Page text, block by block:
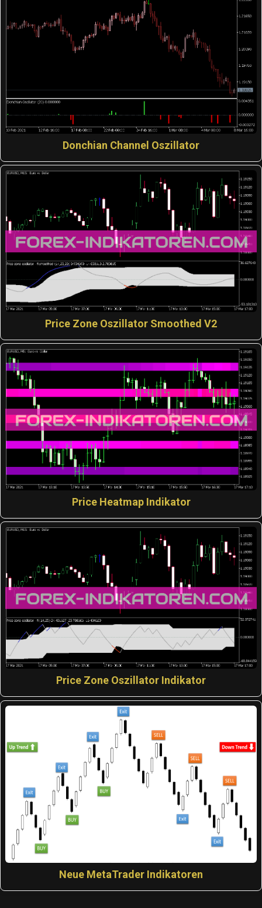
Donchian Channel Oszillator
Price Zone Oszillator Smoothed V2
Price Heatmap Indikator
Price Zone Oszillator Indikator
Neue MetaTrader Indikatoren